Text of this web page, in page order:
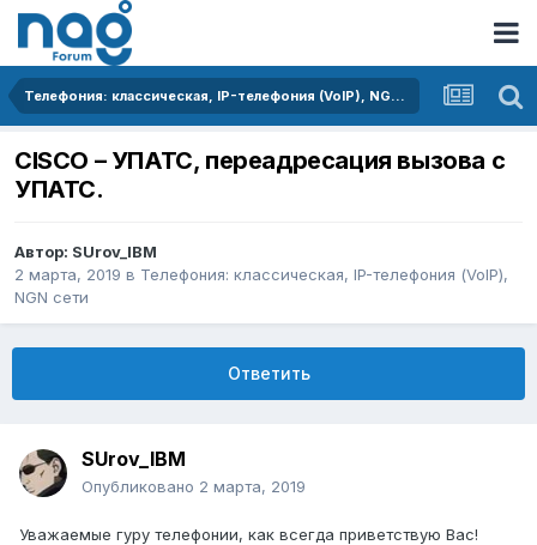
Телефония: классическая, IP-телефония (VoIP), NGN сети
CISCO – УПАТС, переадресация вызова с
УПАТС.
Автор: SUrov_IBM
2 марта, 2019 в Телефония: классическая, IP-телефония (VoIP),
NGN сети
Ответить
SUrov_IBM
Опубликовано 2 марта, 2019
Уважаемые гуру телефонии, как всегда приветствую Вас!